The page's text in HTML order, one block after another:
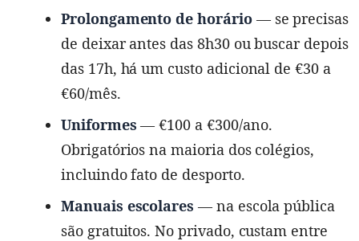
Prolongamento de horário— se precisas
de deixar antes das 8h30 ou buscar depois
das 17h, há um custo adicional de €30 a
€60/mês.
Uniformes — €100 a €300/ano.
Obrigatórios na maioria dos colégios,
incluindo fato de desporto.
Manuais escolares — na escola pública
são gratuitos. No privado, custam entre